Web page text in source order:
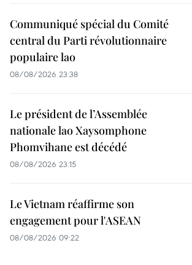
Communiqué spécial du Comité
central du Parti révolutionnaire
populaire lao
08/08/2026 23:38
Le président de l’Assemblée
nationale lao Xaysomphone
Phomvihane est décédé
08/08/2026 23:15
Le Vietnam réaffirme son
engagement pour l'ASEAN
08/08/2026 09:22